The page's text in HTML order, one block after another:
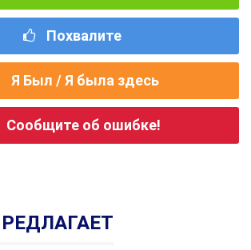
Похвалите
Я Был / Я была здесь
Сообщите об ошибке!